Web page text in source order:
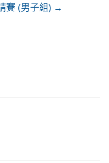
賽 (男子組) →